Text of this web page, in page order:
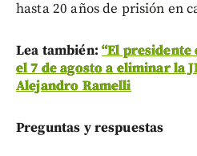
hasta 20 años de prisión en
Lea también: “El
el 7 de agosto a eliminar la
Alejandro Ramelli
Preguntas y respuestas